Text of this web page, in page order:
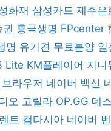
화재 삼성카드 제주은
흥국생명 FPcenter
명 유기견 무료분양 일
Lite KM플레이어 지니
라우저 네이버 백신
오 고릴라 OP.GG 데
트 캠타시아 네이버